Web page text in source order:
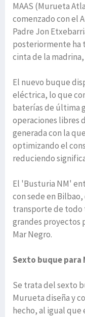
MAAS (Murueta
comenzado con el
Padre Jon
posteriormente ha
cinta de la madrina,
El nuevo buque
eléctrica, lo que
baterías de última
operaciones libres
generada con la
optimizando el
reduciendo
El 'Busturia NM'
con sede en
transporte de todo
grandes proyectos
Mar Negro.
Sexto buque para
Se trata del sexto
Murueta diseña y
hecho, al igual que